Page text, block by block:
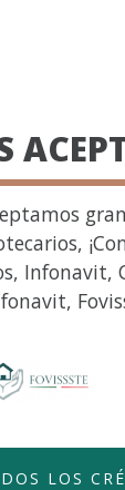
Infonavit,
LOS